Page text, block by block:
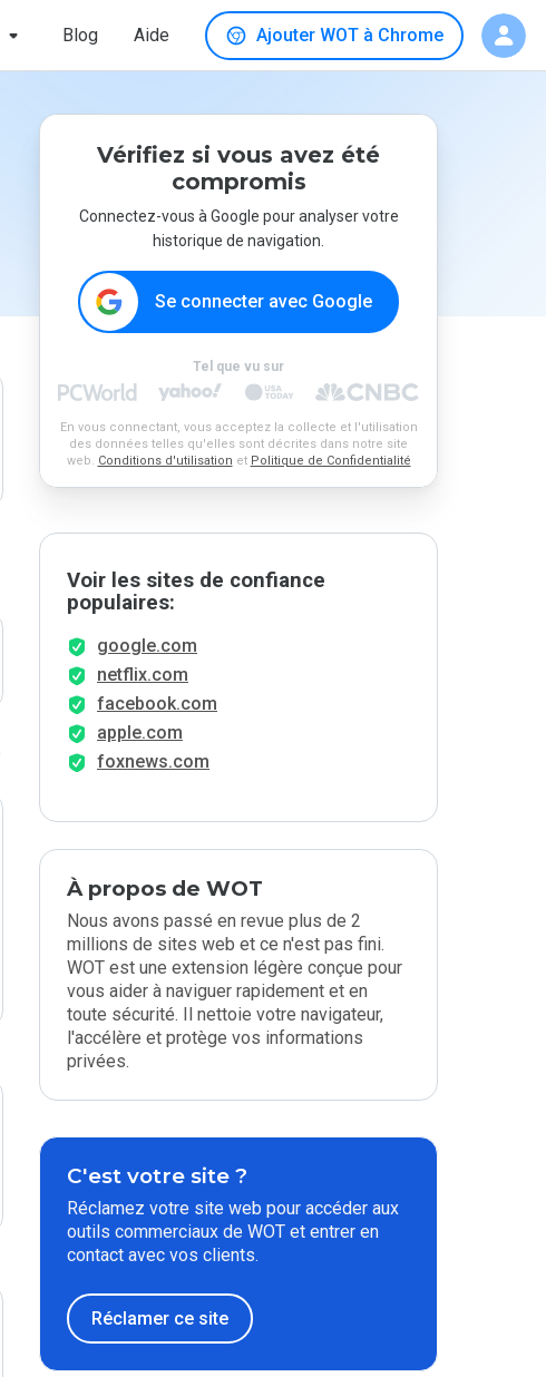
Blog Aide Ajouter WOT à Chrome
Vérifiez si vous avez été
compromis
Connectez-vous à Google pour analyser votre
historique de navigation.
Se connecter avec Google
Tel que vu sur
En vous connectant, vous acceptez la collecte et l'utilisation
des données telles qu'elles sont décrites dans notre site
web. Conditions d'utilisation et Politique de Confidentialité
Voir les sites de confiance
populaires:
google.com
netflix.com
facebook.com
apple.com
foxnews.com
À propos de WOT
Nous avons passé en revue plus de 2
millions de sites web et ce n'est pas fini.
WOT est une extension légère conçue pour
vous aider à naviguer rapidement et en
toute sécurité. Il nettoie votre navigateur,
l'accélère et protège vos informations
privées.
C'est votre site ?
Réclamez votre site web pour accéder aux
outils commerciaux de WOT et entrer en
contact avec vos clients.
Réclamer ce site